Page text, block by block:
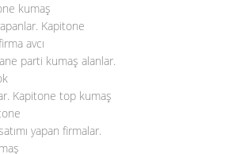
kumaş
Kapitone
avcı
parti kumaş alanlar.
Kapitone top kumaş
yapan firmalar.